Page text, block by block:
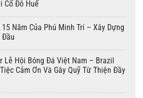
Cố Đô Huế
15 Năm Của Phú Minh Trí – Xây Dựng
Đầu
Lễ Hội Bóng Đá Việt Nam – Brazil
Cảm Ơn Và Gây Quỹ Từ Thiện Đầy